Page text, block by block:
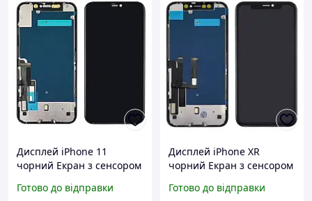
Дисплей iPhone 11
чорний Екран з сенсором
Готово до відправки
Дисплей iPhone XR
чорний Екран з сенсором
Готово до відправки